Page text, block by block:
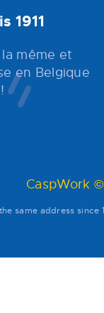
1911
même et
en Belgique
!
CaspWork
same address since